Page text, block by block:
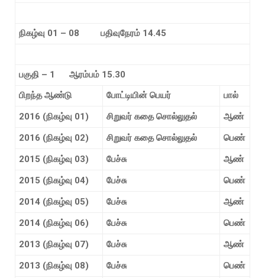
நிகழ்வு 01 – 08 பதிவுநேரம் 14.45
பகுதி – 1 ஆரம்பம் 15.30
பிறந்த ஆண்டு போட்டியின் பெயர்
பால்
2016 (நிகழ்வு 01) சிறுவர் கதை சொல்லுதல்
ஆண்
2016 (நிகழ்வு 02) சிறுவர் கதை சொல்லுதல்
பெண்
2015 (நிகழ்வு 03) பேச்சு
ஆண்
2015 (நிகழ்வு 04) பேச்சு
பெண்
2014 (நிகழ்வு 05) பேச்சு
ஆண்
2014 (நிகழ்வு 06) பேச்சு
பெண்
2013 (நிகழ்வு 07) பேச்சு
ஆண்
2013 (நிகழ்வு 08) பேச்சு பெண்